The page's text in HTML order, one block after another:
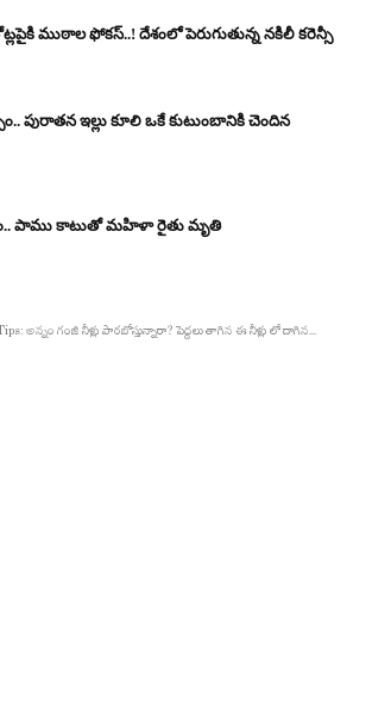
ముఠాల ఫోకస్..! దేశంలో పెరుగుతున్న నకిలీ కరెన్సీ
పురాతన ఇల్లు కూలి ఒకే కుటుంబానికి చెందిన
పాము కాటుతో మహిళా రైతు మృతి